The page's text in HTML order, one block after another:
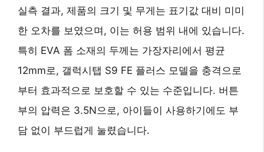
실측 결과, 제품의 크기 및 무게는 표기값 대비 미미
한 오차를 보였으며, 이는 허용 범위 내에 있습니다.
특히 EVA 폼 소재의 두께는 가장자리에서 평균
12mm로, 갤럭시탭 S9 FE 플러스 모델을 충격으로
부터 효과적으로 보호할 수 있는 수준입니다. 버튼
부의 압력은 3.5N으로, 아이들이 사용하기에도 부
담 없이 부드럽게 눌렸습니다.